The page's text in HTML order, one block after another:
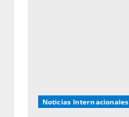
Noticias Internacionales